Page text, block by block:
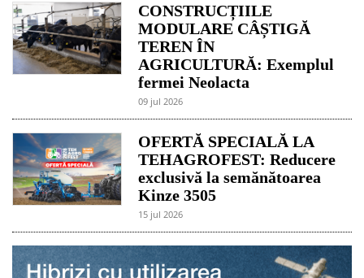
CONSTRUCȚIILE
MODULARE CÂȘTIGĂ
TEREN ÎN
AGRICULTURĂ: Exemplul
fermei Neolacta
09 jul 2026
OFERTĂ SPECIALĂ LA
TEHAGROFEST: Reducere
exclusivă la semănătoarea
Kinze 3505
15 jul 2026